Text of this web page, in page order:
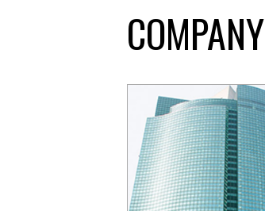
COMPANY